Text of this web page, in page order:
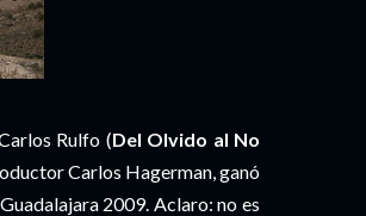
Rulfo (Del Olvido al No
Carlos Hagerman, ganó
2009. Aclaro: no es